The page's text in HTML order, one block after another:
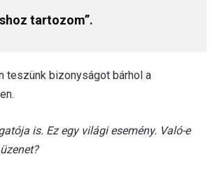
tartozom”.
teszünk bizonyságot bárhol a
is. Ez egy világi esemény. Való-e